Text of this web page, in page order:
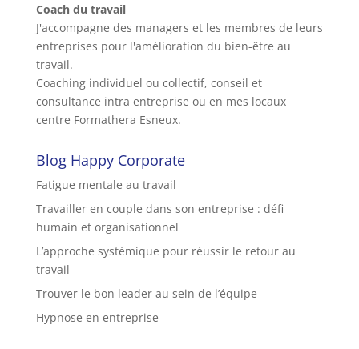
Coach du travail
J'accompagne des managers et les membres de leurs
entreprises pour l'amélioration du bien-être au
travail.
Coaching individuel ou collectif, conseil et
consultance intra entreprise ou en mes locaux
centre Formathera Esneux.
Blog Happy Corporate
Fatigue mentale au travail
Travailler en couple dans son entreprise : défi
humain et organisationnel
L’approche systémique pour réussir le retour au
travail
Trouver le bon leader au sein de l’équipe
Hypnose en entreprise